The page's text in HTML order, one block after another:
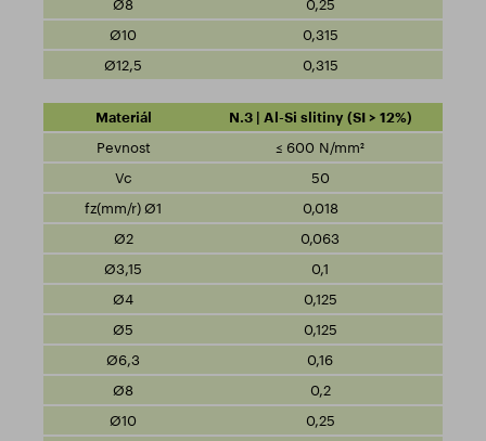
0,25
0,315
0,315
N.3 | Al-Si slitiny (SI > 12%)
≤ 600 N/mm²
50
0,018
0,063
0,1
0,125
0,125
0,16
0,2
0,25